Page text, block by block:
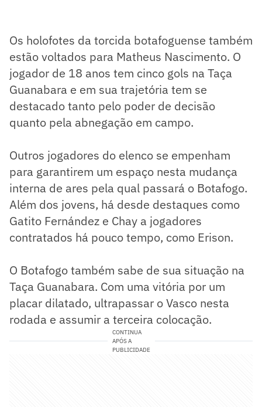
Os holofotes da torcida botafoguense também
estão voltados para Matheus Nascimento. O
jogador de 18 anos tem cinco gols na Taça
Guanabara e em sua trajetória tem se
destacado tanto pelo poder de decisão
quanto pela abnegação em campo.
Outros jogadores do elenco se empenham
para garantirem um espaço nesta mudança
interna de ares pela qual passará o Botafogo.
Além dos jovens, há desde destaques como
Gatito Fernández e Chay a jogadores
contratados há pouco tempo, como Erison.
O Botafogo também sabe de sua situação na
Taça Guanabara. Com uma vitória por um
placar dilatado, ultrapassar o Vasco nesta
rodada e assumir a terceira colocação.
CONTINUA
APÓS A
PUBLICIDADE